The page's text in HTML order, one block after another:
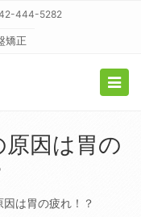
444-5282
矯正
因は胃の
は胃の疲れ！？